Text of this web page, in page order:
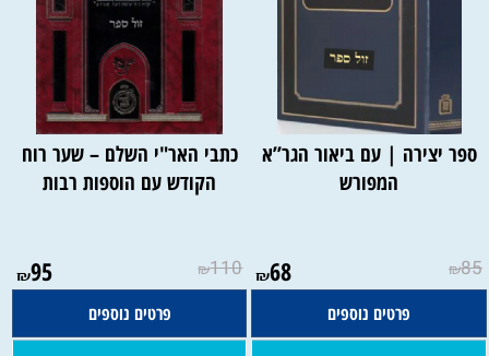
ספר יצירה | עם ביאור הגר”א
המפורש
₪85
₪68
פרטים נוספים
כתבי האר"י השלם – שער רוח
הקודש עם הוספות רבות
₪110
₪95
פרטים נוספים